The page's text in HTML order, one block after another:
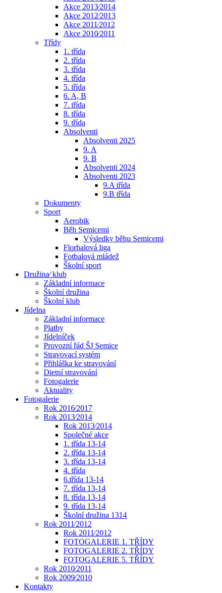
Akce 2013⁄2014
Akce 2012⁄2013
Akce 2011⁄2012
Akce 2010⁄2011
Třídy
1. třída
2. třída
3. třída
4. třída
5. třída
6. A, B
7. třída
8. třída
9. třída
Absolventi
Absolventi 2025
9. A
9. B
Absolventi 2024
Absolventi 2023
9.A třída
9.B třída
Dokumenty
Sport
Aerobik
Běh Semicemi
Výsledky běhu Semicemi
Florbalová liga
Fotbalová mládež
Školní sport
Družina⁄ klub
Základní informace
Školní družina
Školní klub
Jídelna
Základní informace
Platby
Jídelníček
Provozní řád ŠJ Semice
Stravovací systém
Přihláška ke stravování
Dietní stravování
Fotogalerie
Aktuality
Fotogalerie
Rok 2016⁄2017
Rok 2013⁄2014
Rok 2013⁄2014
Společné akce
1. třída 13-14
2. třída 13-14
3. třída 13-14
4. třída
6.třída 13-14
7. třída 13-14
8. třída 13-14
9. třída 13-14
Školní družina 1314
Rok 2011⁄2012
Rok 2011⁄2012
FOTOGALERIE 1. TŘÍDY
FOTOGALERIE 2. TŘÍDY
FOTOGALERIE 5. TŘÍDY
Rok 2010⁄2011
Rok 2009⁄2010
Kontakty